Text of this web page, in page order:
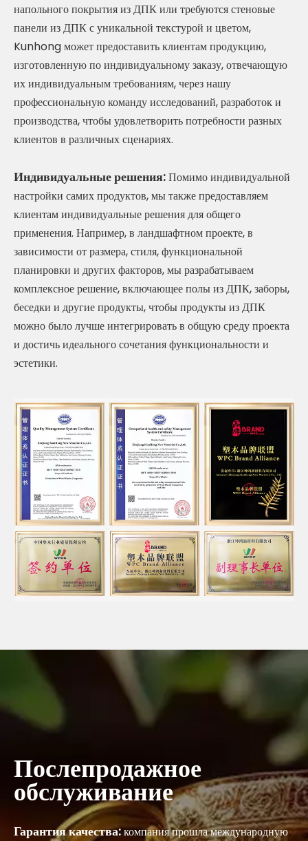
напольного покрытия из ДПК или требуются стеновые
панели из ДПК с уникальной текстурой и цветом,
Kunhong может предоставить клиентам продукцию,
изготовленную по индивидуальному заказу, отвечающую
их индивидуальным требованиям, через нашу
профессиональную команду исследований, разработок и
производства, чтобы удовлетворить потребности разных
клиентов в различных сценариях.
Индивидуальные решения:Помимо индивидуальной
настройки самих продуктов, мы также предоставляем
клиентам индивидуальные решения для общего
применения. Например, в ландшафтном проекте, в
зависимости от размера, стиля, функциональной
планировки и других факторов, мы разрабатываем
комплексное решение, включающее полы из ДПК, заборы,
беседки и другие продукты, чтобы продукты из ДПК
можно было лучше интегрировать в общую среду проекта
и достичь идеального сочетания функциональности и
эстетики.
Послепродажное
обслуживание
Гарантия качества:компания прошла международную